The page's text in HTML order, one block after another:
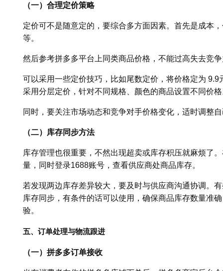
（一）合理定价策略
定价可不是随意定的，要综合多方面因素。首先是成本
等。
然后参考拼多多平台上同类商品价格，不能过高失去竞
可以采用一些定价技巧，比如尾数定价，将价格定为
采用分层定价，针对不同规格、颜色的商品设置不同价
同时，要关注市场动态和竞争对手价格变化，适时调整
（二）库存同步方法
库存管理也很重要，不然出现超卖或库存积压就麻烦了
量，同时登录1688账号，查看供应商处商品库存。
若发现两边库存差异较大，要及时与供应商沟通协调。
库存同步，有条件的话可以使用，确保商品库存数量准
验。
五、订单处理与物流跟进
（一）拼多多订单接收